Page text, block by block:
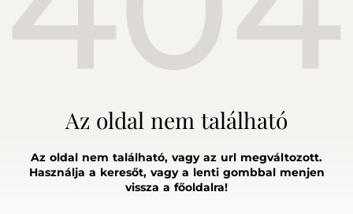
Az oldal nem található
Az oldal nem található, vagy az url megváltozott.
Használja a keresőt, vagy a lenti gombbal menjen
vissza a főoldalra!